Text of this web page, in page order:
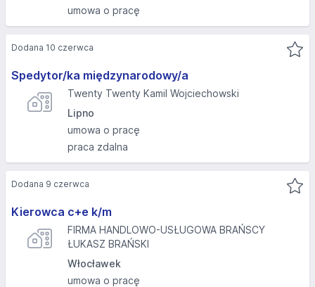
umowa o pracę
Spedytor/ka międzynarodowy/a
Twenty Twenty Kamil Wojciechowski
Lipno
umowa o pracę
praca zdalna
Dodana 10 czerwca
Kierowca c+e k/m
FIRMA HANDLOWO-USŁUGOWA BRAŃSCY
ŁUKASZ BRAŃSKI
Włocławek
umowa o pracę
Dodana 9 czerwca